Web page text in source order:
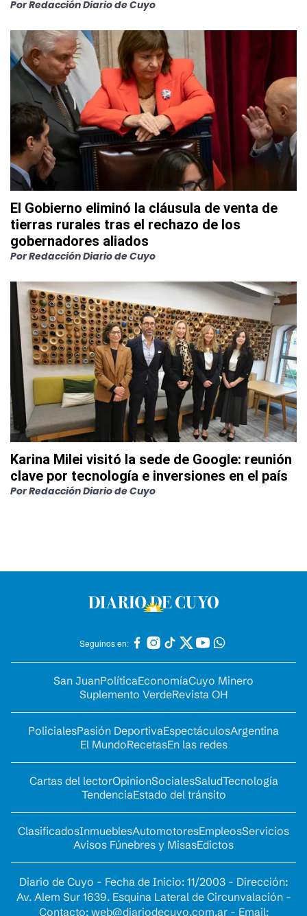
PorRedacción Diario de Cuyo
El Gobierno eliminó la cláusula de venta de
tierras rurales tras el rechazo de los
gobernadores aliados
PorRedacción Diario de Cuyo
Karina Milei visitó la sede de Google: reunión
clave por tecnología e inversiones en el país
PorRedacción Diario de Cuyo
Seguinos en:
San JuanPolíticaEconomíaCuyo Minero
Suplemento VerdeRevista OH
PolicialesPasión DeportivaEspectáculosArgentina
El MundoRecetasEn las redes
Cartas del lectorOpinionSocialesSaludTecnología
TendenciaEstado del tránsito
ClasificadosInmueblesAutomotoresEmpleosServicios
Avisos Fúnebres y MisasEdictos
Diario de Cuyo - Fecha de Inicio: 11/2003 - Dirección:
Av. Alem Sur 1639. Esquina Lateral de Circunvalación -
Contacto: web@diariodecuyo.com.ar- Email: